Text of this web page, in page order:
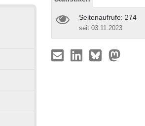
Seitenaufrufe: 274
seit 03.11.2023